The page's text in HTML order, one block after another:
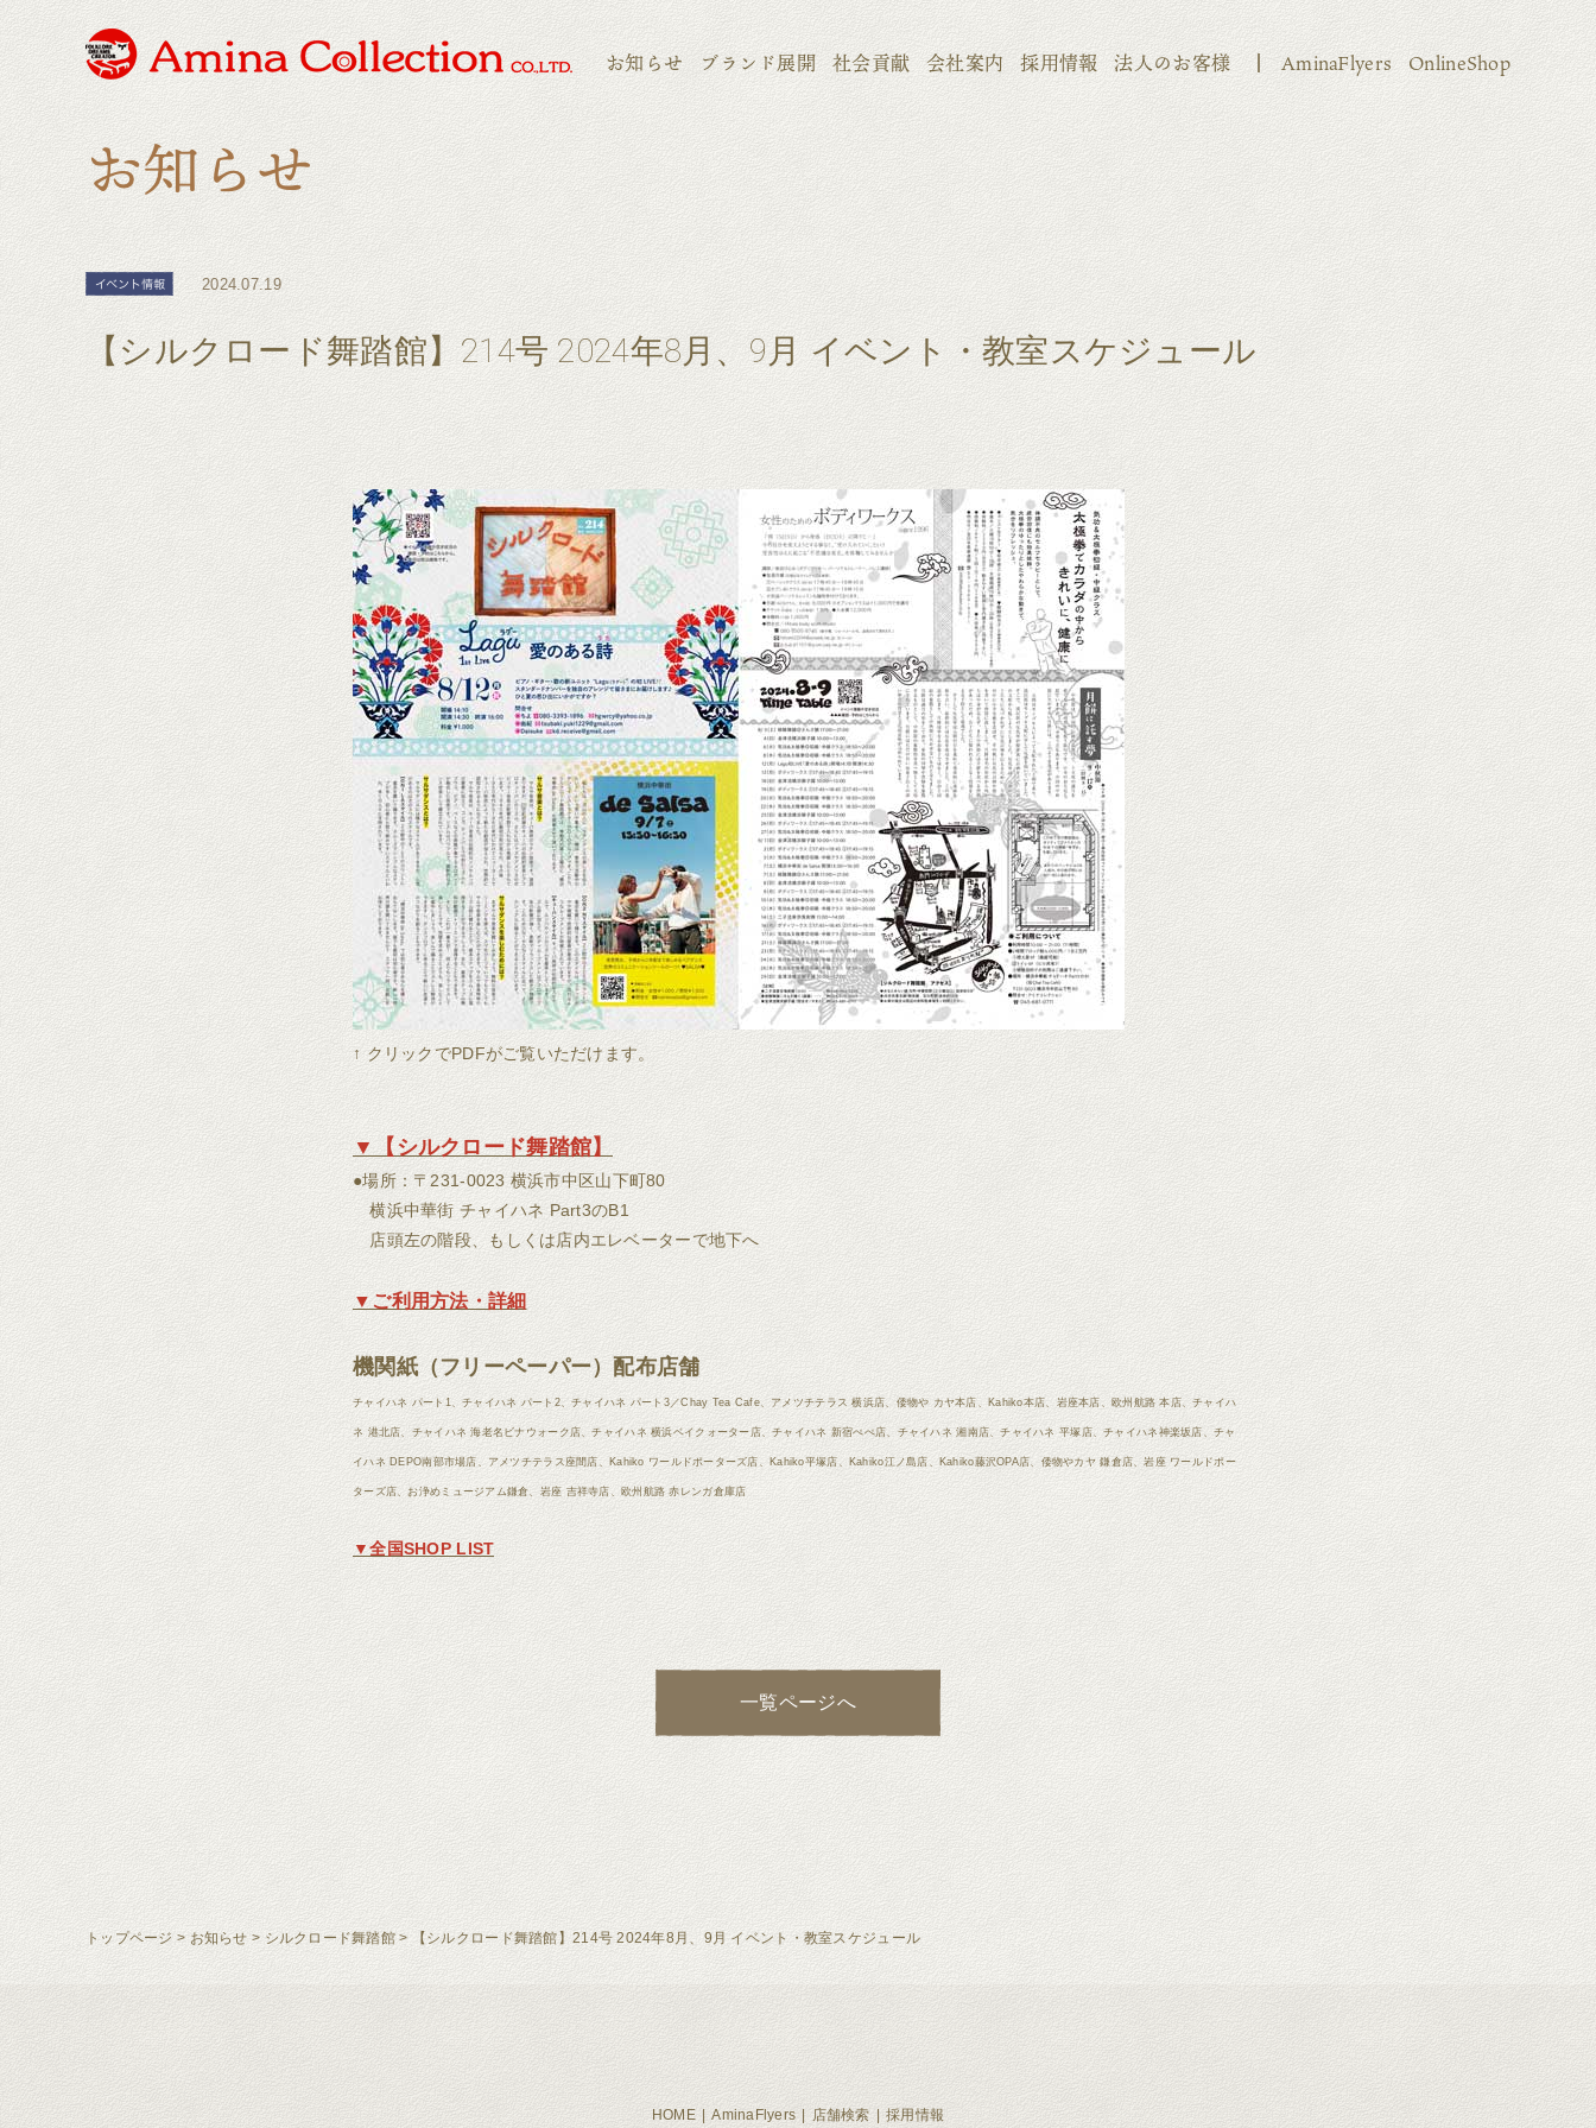
お知らせ ブランド展開 社会貢献 会社案内 採用情報 法人のお客様 AminaFlyers OnlineShop
2024.07.19
【シルクロード舞踏館】214号 2024年8月、9月 イベント・教室スケジュール
↑ クリックでPDFがご覧いただけます。
▼【シルクロード舞踏館】
●場所：〒231-0023 横浜市中区山下町80
横浜中華街 チャイハネ Part3のB1
店頭左の階段、もしくは店内エレベーターで地下へ
▼ご利用方法・詳細
機関紙（フリーペーパー）配布店舗
チャイハネ パート1、チャイハネ パート2、チャイハネ パート3／Chay Tea Cafe、アメツチテラス 横浜店、倭物や カヤ本店、Kahiko本店、岩座本店、欧州航路 本店、チャイハ
ネ 港北店、チャイハネ 海老名ビナウォーク店、チャイハネ 横浜ベイクォーター店、チャイハネ 新宿ぺぺ店、チャイハネ 湘南店、チャイハネ 平塚店、チャイハネ神楽坂店、チャ
イハネ DEPO南部市場店、アメツチテラス座間店、Kahiko ワールドポーターズ店、Kahiko平塚店、Kahiko江ノ島店、Kahiko藤沢OPA店、倭物やカヤ 鎌倉店、岩座 ワールドポー
ターズ店、お浄めミュージアム鎌倉、岩座 吉祥寺店、欧州航路 赤レンガ倉庫店
▼全国SHOP LIST
一覧ページへ
トップページ > お知らせ > シルクロード舞踏館 > 【シルクロード舞踏館】214号 2024年8月、9月 イベント・教室スケジュール
HOME AminaFlyers 店舗検索 採用情報